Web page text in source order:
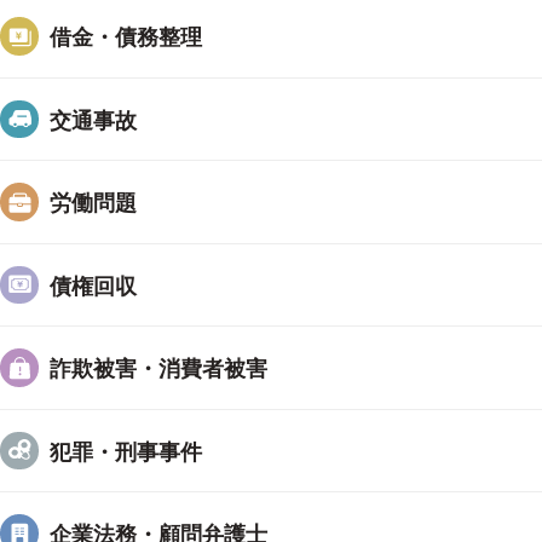
「心が軽くなりました。先生に出会えてよかったです。
「話し合いが難航していたところ、スムーズに解決し
＜アクセス＞
横浜駅から徒歩６分
借金・債務整理
交通事故
労働問題
債権回収
詐欺被害・消費者被害
犯罪・刑事事件
企業法務・顧問弁護士